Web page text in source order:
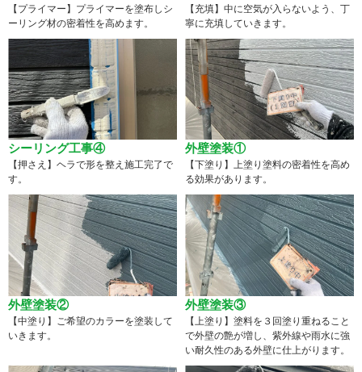
【プライマー】プライマーを塗布しシ
ーリング材の密着性を高めます。
【充填】中に空気が入らないよう、丁
寧に充填していきます。
シーリング工事④
【押さえ】ヘラで形を整え施工完了で
す。
外壁塗装①
【下塗り】上塗り塗料の密着性を高め
る効果があります。
外壁塗装②
【中塗り】ご希望のカラーを塗装して
いきます。
外壁塗装③
【上塗り】塗料を３回塗り重ねること
で外壁の艶が増し、紫外線や雨水に強
い耐久性のある外壁に仕上がります。